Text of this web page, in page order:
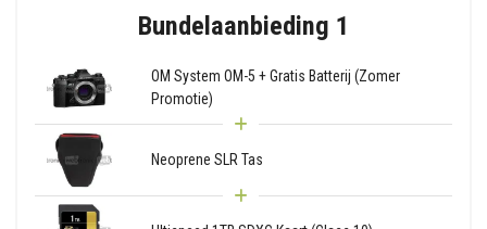
Bundelaanbieding 1
OM System OM-5 + Gratis Batterij (Zomer
Promotie)
Neoprene SLR Tas